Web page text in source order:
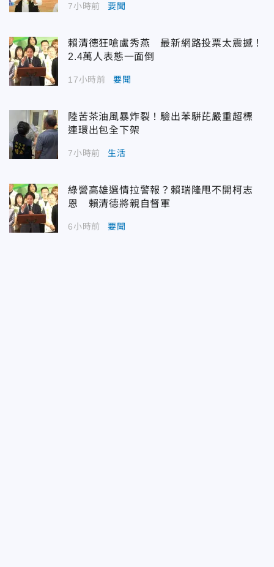
7小時前 要聞
賴清德狂嗆盧秀燕 最新網路投票太震撼！
2.4萬人表態一面倒
17小時前 要聞
陸苦茶油風暴炸裂！驗出苯駢芘嚴重超標
連環出包全下架
7小時前 生活
綠營高雄選情拉警報？賴瑞隆甩不開柯志
恩 賴清德將親自督軍
6小時前 要聞